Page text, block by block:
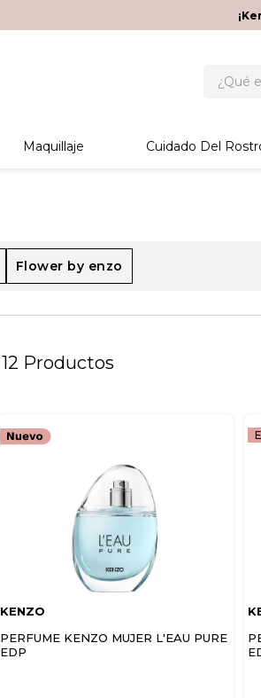
Maquillaje Cuidado Del
Flower by enzo
12 Productos
KENZO
PERFUME KENZO MUJER L'EAU PURE
EDP